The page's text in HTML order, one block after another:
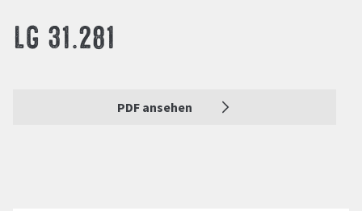
LG 31.281
PDF ansehen